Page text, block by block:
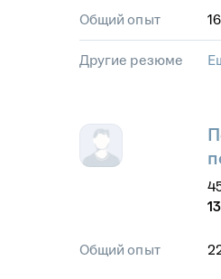
Общий опыт 16
Другие резюме
Общий опыт